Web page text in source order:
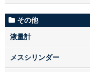
その他
液量計
メスシリンダー